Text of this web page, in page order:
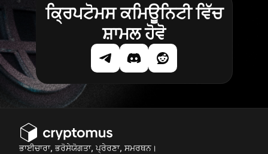
ਕ੍ਰਿਪਟੋਮਸ ਕਮਿਊਨਿਟੀ ਵਿੱਚ
ਸ਼ਾਮਲ ਹੋਵੋ
ਭਾਈਚਾਰਾ, ਭਰੋਸੇਯੋਗਤਾ, ਪ੍ਰੇਰਣਾ, ਸਮਰਥਨ।